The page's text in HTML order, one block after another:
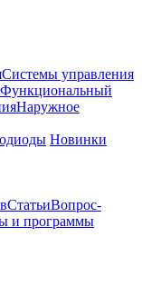
Системы управления
Функциональный
Наружное
Новинки
СтатьиВопрос-
и программы